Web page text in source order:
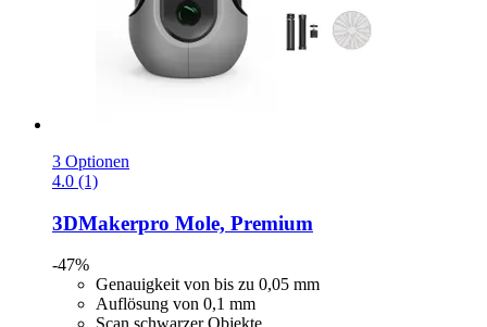
3 Optionen
4.0 (1)
3DMakerpro Mole, Premium
-47%
Genauigkeit von bis zu 0,05 mm
Auflösung von 0,1 mm